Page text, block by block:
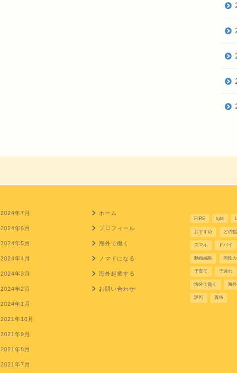
2024年7月
2024年6月
2024年5月
2024年4月
2024年3月
2024年2月
2024年1月
2021年10月
2021年9月
2021年8月
2021年7月
ホーム
プロフィール
海外で働く
ノマドになる
海外起業する
お問い合わせ
FIRE lgbt
おすすめ どの指
スマホ ドバイ
動画編集 同性
子育て 子連れ
海外で働く 海
評判 資格